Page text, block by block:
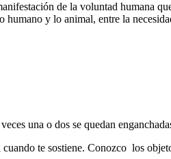
de la voluntad humana
humano y lo animal, entre la
una o dos se quedan
te sostiene. Conozco los